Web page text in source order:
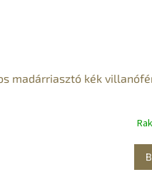
madárriasztó kék